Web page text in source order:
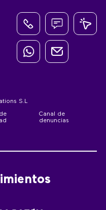
S.L
Canal de
denuncias